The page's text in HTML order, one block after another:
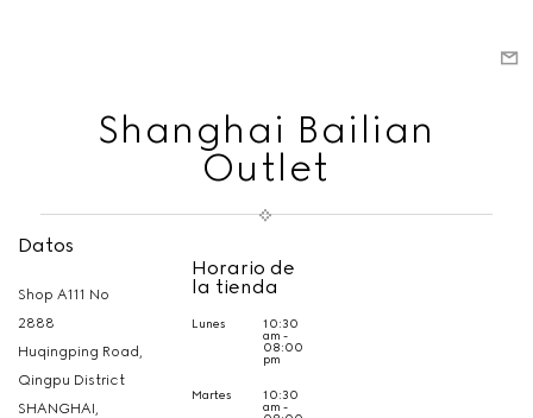
Shanghai Bailian
Outlet
Datos
Shop A111 No
2888
Huqingping Road,
Qingpu District
SHANGHAI,
Horario de
la tienda
Lunes 10:30
am -
08:00
pm
Martes 10:30
am -